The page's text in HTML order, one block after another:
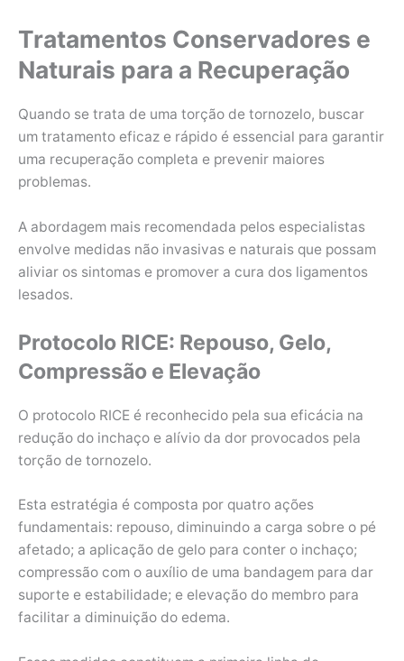
Tratamentos Conservadores e
Naturais para a Recuperação
Quando se trata de uma torção de tornozelo, buscar
um tratamento eficaz e rápido é essencial para garantir
uma recuperação completa e prevenir maiores
problemas.
A abordagem mais recomendada pelos especialistas
envolve medidas não invasivas e naturais que possam
aliviar os sintomas e promover a cura dos ligamentos
lesados.
Protocolo RICE: Repouso, Gelo,
Compressão e Elevação
O protocolo RICE é reconhecido pela sua eficácia na
redução do inchaço e alívio da dor provocados pela
torção de tornozelo.
Esta estratégia é composta por quatro ações
fundamentais: repouso, diminuindo a carga sobre o pé
afetado; a aplicação de gelo para conter o inchaço;
compressão com o auxílio de uma bandagem para dar
suporte e estabilidade; e elevação do membro para
facilitar a diminuição do edema.